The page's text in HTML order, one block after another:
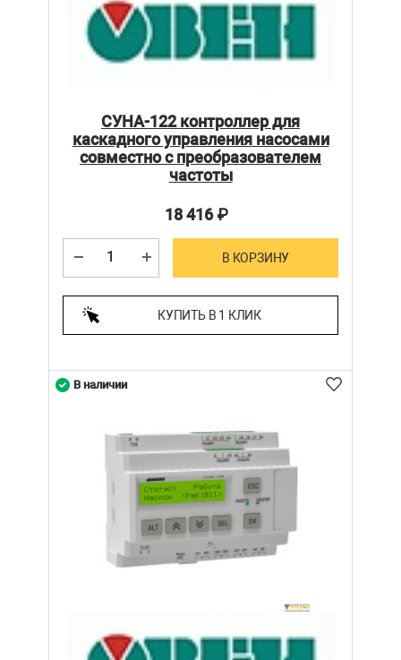
СУНА-122 контроллер для
каскадного управления насосами
совместно с преобразователем
частоты
18 416₽
В КОРЗИНУ
КУПИТЬ В 1 КЛИК
В наличии